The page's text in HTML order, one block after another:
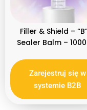
Filler & Shield –
Sealer Balm –
Zarejestruj się w
systemie B2B